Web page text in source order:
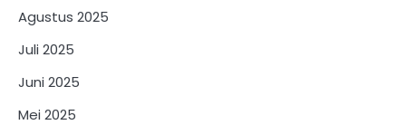
Agustus 2025
Juli 2025
Juni 2025
Mei 2025